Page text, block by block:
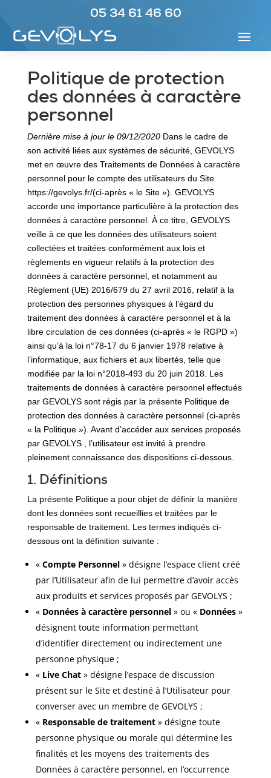
05 34 61 46 60
Politique de protection
des données à caractère
personnel
Dernière mise à jour le 09/12/2020Dans le cadre de
son activité liées aux systèmes de sécurité, GEVOLYS
met en œuvre des Traitements de Données à caractère
personnel pour le compte des utilisateurs du Site
https://gevolys.fr/(ci-après « le Site »). GEVOLYS
accorde une importance particulière à la protection des
données à caractère personnel. À ce titre, GEVOLYS
veille à ce que les données des utilisateurs soient
collectées et traitées conformément aux lois et
règlements en vigueur relatifs à la protection des
données à caractère personnel, et notamment au
Règlement (UE) 2016/679 du 27 avril 2016, relatif à la
protection des personnes physiques à l’égard du
traitement des données à caractère personnel et à la
libre circulation de ces données (ci-après « le RGPD »)
ainsi qu’à la loi n°78-17 du 6 janvier 1978 relative à
l’informatique, aux fichiers et aux libertés, telle que
modifiée par la loi n°2018-493 du 20 juin 2018. Les
traitements de données à caractère personnel effectués
par GEVOLYS sont régis par la présente Politique de
protection des données à caractère personnel (ci-après
« la Politique »). Avant d’accéder aux services proposés
par GEVOLYS , l’utilisateur est invité à prendre
pleinement connaissance des dispositions ci-dessous.
1. Définitions
La présente Politique a pour objet de définir la manière
dont les données sont recueillies et traitées par le
responsable de traitement. Les termes indiqués ci-
dessous ont la définition suivante :
« Compte Personnel » désigne l’espace client créé
par l’Utilisateur afin de lui permettre d’avoir accès
aux produits et services proposés par GEVOLYS ;
« Données à caractère personnel » ou « Données »
désignent toute information permettant
d’identifier directement ou indirectement une
personne physique ;
« Live Chat » désigne l’espace de discussion
présent sur le Site et destiné à l’Utilisateur pour
converser avec un membre de GEVOLYS ;
« Responsable de traitement » désigne toute
personne physique ou morale qui détermine les
finalités et les moyens des traitements des
Données à caractère personnel, en l’occurrence